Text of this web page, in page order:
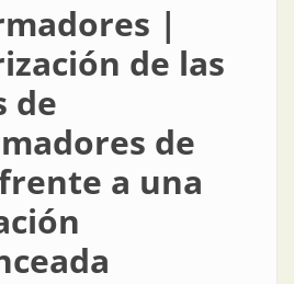
|
de las
de
de
a una